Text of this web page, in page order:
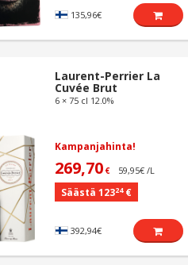
135,96€
Laurent-Perrier La
Cuvée Brut
6 × 75 cl 12.0%
Kampanjahinta!
269,70 € 59,95€ /L
Säästä 12324€
392,94€